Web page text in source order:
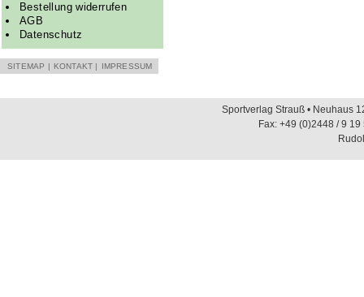
Bestellung widerrufen
AGB
Datenschutz
SITEMAP | KONTAKT | IMPRESSUM
Sportverlag Strauß • Neuhaus
Fax: +49 (0)2448 / 9